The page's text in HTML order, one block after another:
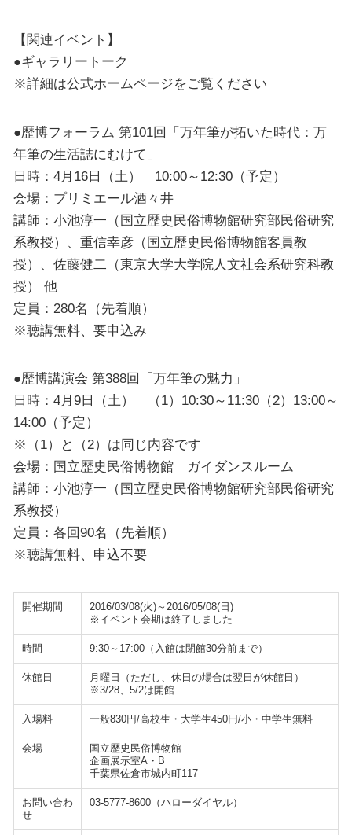
【関連イベント】
●ギャラリートーク
※詳細は公式ホームページをご覧ください
●歴博フォーラム 第101回「万年筆が拓いた時代：万
年筆の生活誌にむけて」
日時：4月16日（土） 10:00～12:30（予定）
会場：プリミエール酒々井
講師：小池淳一（国立歴史民俗博物館研究部民俗研究
系教授）、重信幸彦（国立歴史民俗博物館客員教
授）、佐藤健二（東京大学大学院人文社会系研究科教
授） 他
定員：280名（先着順）
※聴講無料、要申込み
●歴博講演会 第388回「万年筆の魅力」
日時：4月9日（土） （1）10:30～11:30（2）13:00～
14:00（予定）
※（1）と（2）は同じ内容です
会場：国立歴史民俗博物館 ガイダンスルーム
講師：小池淳一（国立歴史民俗博物館研究部民俗研究
系教授）
定員：各回90名（先着順）
※聴講無料、申込不要
開催期間
2016/03/08(火)～2016/05/08(日)
※イベント会期は終了しました
時間 9:30～17:00（入館は閉館30分前まで）
休館日
月曜日（ただし、休日の場合は翌日が休館日）
※3/28、5/2は開館
入場料 一般830円/高校生・大学生450円/小・中学生無料
会場
国立歴史民俗博物館
企画展示室A・B
千葉県佐倉市城内町117
お問い合わ
せ
03-5777-8600（ハローダイヤル）